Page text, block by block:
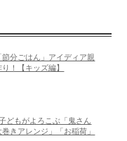
分ごはん」アイディア親
！【キッズ編】
どもがよろこぶ「鬼さん
きアレンジ」「お稲荷」